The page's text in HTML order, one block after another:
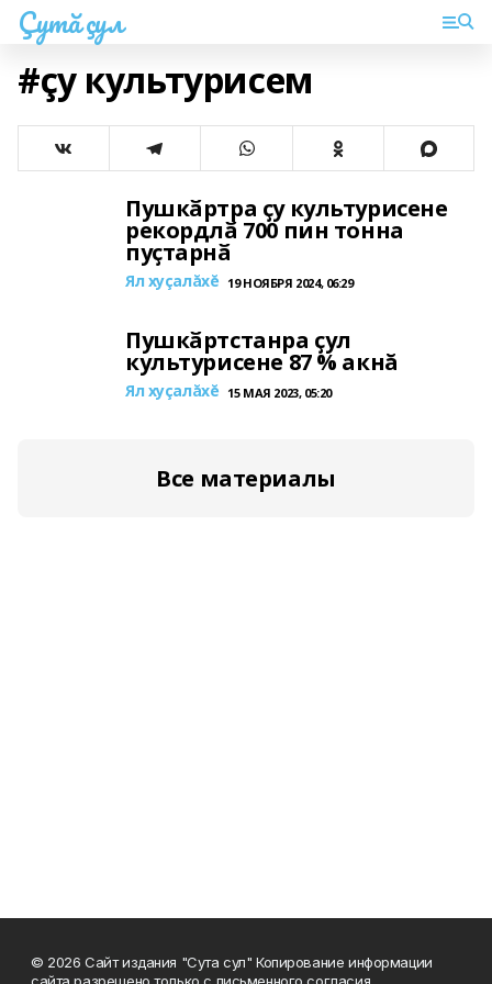
Çутă çул
#çу культурисем
Пушкӑртра ҫу культурисене
рекордлӑ 700 пин тонна
пуҫтарнӑ
Ял хуçалăхĕ 19 НОЯБРЯ 2024, 06:29
Пушкӑртстанра ҫул
культурисене 87 % акнă
Ял хуçалăхĕ 15 МАЯ 2023, 05:20
Все материалы
© 2026 Сайт издания "Сута сул" Копирование информации
сайта разрешено только с письменного согласия